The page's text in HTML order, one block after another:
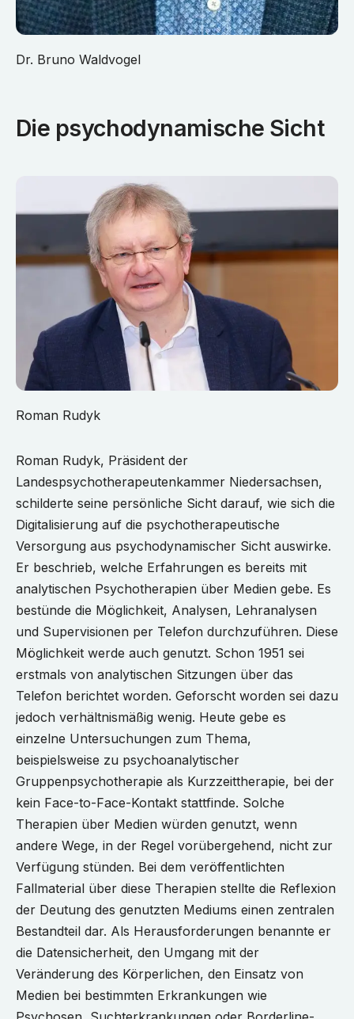
Dr. Bruno Waldvogel
Die psychodynamische Sicht
Roman Rudyk
Roman Rudyk, Präsident der
Landespsychotherapeutenkammer Niedersachsen,
schilderte seine persönliche Sicht darauf, wie sich die
Digitalisierung auf die psychotherapeutische
Versorgung aus psychodynamischer Sicht auswirke.
Er beschrieb, welche Erfahrungen es bereits mit
analytischen Psychotherapien über Medien gebe. Es
bestünde die Möglichkeit, Analysen, Lehranalysen
und Supervisionen per Telefon durchzuführen. Diese
Möglichkeit werde auch genutzt. Schon 1951 sei
erstmals von analytischen Sitzungen über das
Telefon berichtet worden. Geforscht worden sei dazu
jedoch verhältnismäßig wenig. Heute gebe es
einzelne Untersuchungen zum Thema,
beispielsweise zu psychoanalytischer
Gruppenpsychotherapie als Kurzzeittherapie, bei der
kein Face-to-Face-Kontakt stattfinde. Solche
Therapien über Medien würden genutzt, wenn
andere Wege, in der Regel vorübergehend, nicht zur
Verfügung stünden. Bei dem veröffentlichten
Fallmaterial über diese Therapien stellte die Reflexion
der Deutung des genutzten Mediums einen zentralen
Bestandteil dar. Als Herausforderungen benannte er
die Datensicherheit, den Umgang mit der
Veränderung des Körperlichen, den Einsatz von
Medien bei bestimmten Erkrankungen wie